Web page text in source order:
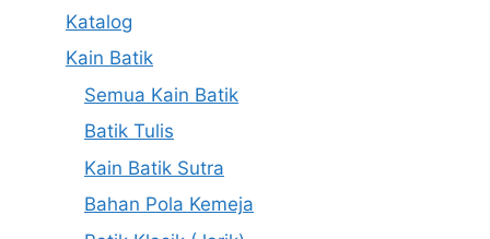
Katalog
Kain Batik
Semua Kain Batik
Batik Tulis
Kain Batik Sutra
Bahan Pola Kemeja